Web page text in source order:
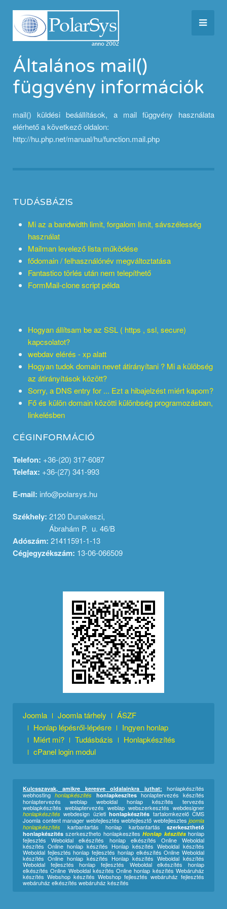
Általános mail()
függvény információk
mail() küldési beáállítások, a mail függvény használata
elérhető a következő oldalon:
http://hu.php.net/manual/hu/function.mail.php
TUDÁSBÁZIS
Mi az a bandwidth limit, forgalom limit, sávszélesség
használat
Mailman levelező lista működése
fődomain / felhasználónév megváltoztatása
Fantastico törlés után nem telepíthető
FormMail-clone script példa
Hogyan állítsam be az SSL ( https , ssl, secure)
kapcsolatot?
webdav elérés - xp alatt
Hogyan tudok domain nevet átirányítani ? Mi a külöbség
az átirányítások között?
Sorry, a DNS entry for ... Ezt a hibajelzést miért kapom?
Fő és külön domain közötti különbség programozásban,
linkelésben
CÉGINFORMÁCIÓ
Telefon: +36-(20) 317-6087
Telefax: +36-(27) 341-993
E-mail: info@polarsys.hu
Székhely: 2120 Dunakeszi,
Ábrahám P. u. 46/B
Adószám: 21411591-1-13
Cégjegyzékszám: 13-06-066509
Joomla Joomla tárhely
ÁSZF
Honlap lépésről-lépésre
Ingyen honlap
Miért mi?
Tudásbázis
Honlapkészítés
cPanel login modul
Kulcsszavak, amikre keresve oldalainkra juthat: honlapkészítés
webhostinghonlapkészités honlapkeszites honlaptervezés készítés
honlaptervezés weblap weboldal honlap készítés tervezés
weblapkészítés weblaptervezés weblap webszerkesztés webdesigner
honlapkészítés webdesign üzletihonlapkészítés tartalomkezelő CMS
Joomla content manager webfejlesztés webfejlesztő webfejlesztes joomla
honlapkészítés karbantartás honlap karbantartás szerkeszthető
honlapkészítés szerkesztheto honlapkeszitesHonlap készítéshonlap
fejlesztés Weboldal elkészítés honlap elkészítés Online Weboldal
készítés Online honlap készítés Honlap készítés Weboldal készítés
Weboldal fejlesztés honlap fejlesztés honlap elkészítés Online Weboldal
készítés Online honlap készítés Honlap készítés Weboldal készítés
Weboldal fejlesztés honlap fejlesztés Weboldal elkészítés honlap
elkészítés Online Weboldal készítés Online honlap készítés Webáruház
készítés Webshop készítés Webshop fejlesztés webáruház fejlesztés
webáruház elkészítés webáruház készítés